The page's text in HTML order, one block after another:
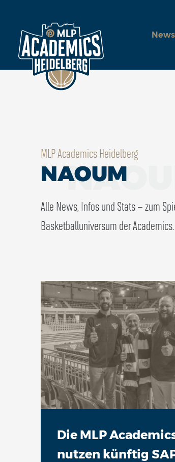
News
MLP Academics Heidelberg
NAOUM
Alle News, Infos und Stats – zum
Basketballuniversum der Academics.
Die MLP
nutzen künftig